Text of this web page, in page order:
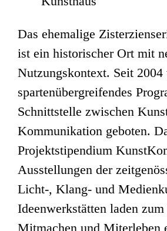
Das ehemalige
ist ein historischer Ort mit
Nutzungskontext. Seit
spartenübergreifendes
Schnittstelle zwischen
Kommunikation geboten.
Projektstipendium
Ausstellungen der
Licht-, Klang- und
Ideenwerkstätten laden
Mitmachen und Miterleben